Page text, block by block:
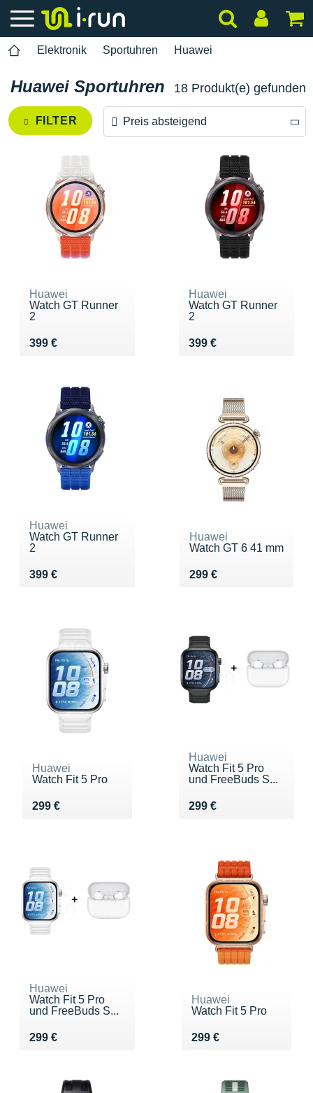
Elektronik Sportuhren Huawei
Huawei Sportuhren 18 Produkt(e) gefunden
FILTER Preis absteigend
Huawei
Watch GT Runner
2
399 €
Vendu 399 €
Huawei
Watch GT Runner
2
399 €
Vendu 399 €
Huawei
Watch GT Runner
2
399 €
Vendu 399 €
Huawei
Watch GT 6 41 mm
299 €
Vendu 299 €
Huawei
Watch Fit 5 Pro
299 €
Vendu 299 €
Huawei
Watch Fit 5 Pro
und FreeBuds S...
299 €
Vendu 299 €
Huawei
Watch Fit 5 Pro
und FreeBuds S...
299 €
Vendu 299 €
Huawei
Watch Fit 5 Pro
299 €
Vendu 299 €